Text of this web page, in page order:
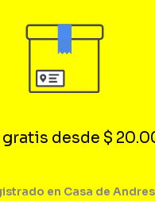
gratis desde $
en Casa de